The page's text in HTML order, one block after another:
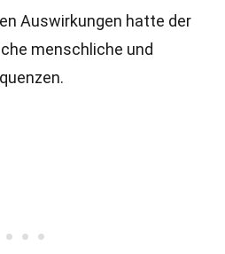
Auswirkungen hatte der
menschliche und